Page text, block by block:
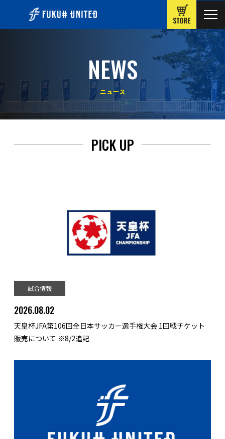
NEWS
ニュース
PICK UP
試合情報
2026.08.02
天皇杯JFA第106回全日本サッカー選手権大会 1回戦チケット
販売について ※8/2追記